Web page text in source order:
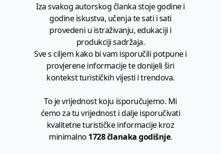
Iza svakog autorskog članka stoje godine i
godine iskustva, učenja te sati i sati
provedeni u istraživanju, edukaciji i
produkciji sadržaja.
Sve s ciljem kako bi vam isporučili potpune i
provjerene informacije te donijeli širi
kontekst turističkih vijesti i trendova.
To je vrijednost koju isporučujemo. Mi
ćemo za tu vrijednost i dalje isporučivati
kvalitetne turističke informacije kroz
minimalno 1728 članaka godišnje.